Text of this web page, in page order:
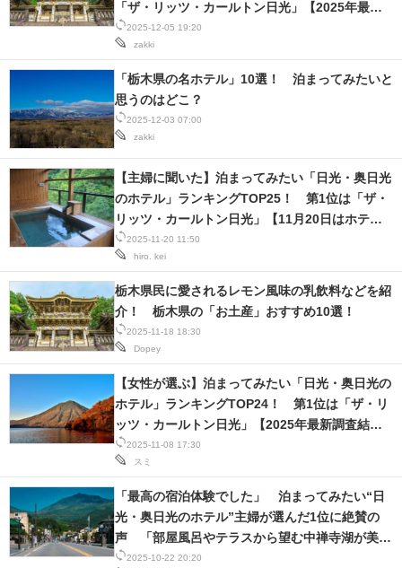
2025-12-05 19:20
zakki
「ザ・リッツ・カールトン日光」【2025年最新
調査結果】
2025-12-03 07:00
zakki
「栃木県の名ホテル」10選！ 泊まってみたいと
思うのはどこ？
2025-11-20 11:50
hiro. kei
【主婦に聞いた】泊まってみたい「日光・奥日光
のホテル」ランキングTOP25！ 第1位は「ザ・
リッツ・カールトン日光」【11月20日はホテル
の日】
2025-11-18 18:30
Dopey
栃木県民に愛されるレモン風味の乳飲料などを紹
介！ 栃木県の「お土産」おすすめ10選！
2025-11-08 17:30
スミ
【女性が選ぶ】泊まってみたい「日光・奥日光の
ホテル」ランキングTOP24！ 第1位は「ザ・リ
ッツ・カールトン日光」【2025年最新調査結
果】
2025-10-22 20:20
「最高の宿泊体験でした」 泊まってみたい“日
光・奥日光のホテル”主婦が選んだ1位に絶賛の
声 「部屋風呂やテラスから望む中禅寺湖が美し
い」「温泉が味わえるのもいい」